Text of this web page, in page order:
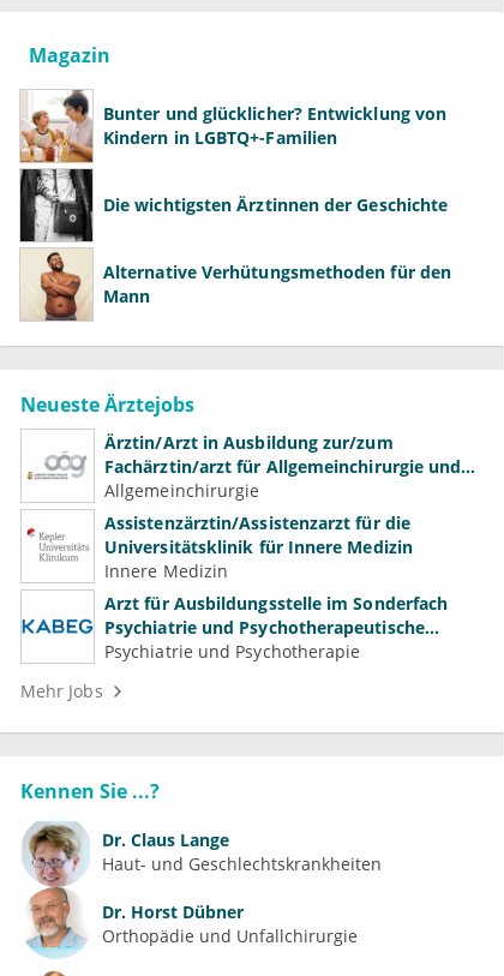
Magazin
Bunter und glücklicher? Entwicklung von
Kindern in LGBTQ+-Familien
Die wichtigsten Ärztinnen der Geschichte
Alternative Verhütungsmethoden für den
Mann
Neueste Ärztejobs
Ärztin/Arzt in Ausbildung zur/zum
Fachärztin/arzt für Allgemeinchirurgie und
Gefäßchirurgie
Allgemeinchirurgie
Assistenzärztin/Assistenzarzt für die
Universitätsklinik für Innere Medizin
Innere Medizin
Arzt für Ausbildungsstelle im Sonderfach
Psychiatrie und Psychotherapeutische
Medizin (m/w/d)
Psychiatrie und Psychotherapie
Mehr Jobs
Kennen Sie ...?
Dr. Claus Lange
Haut- und Geschlechtskrankheiten
Dr. Horst Dübner
Orthopädie und Unfallchirurgie